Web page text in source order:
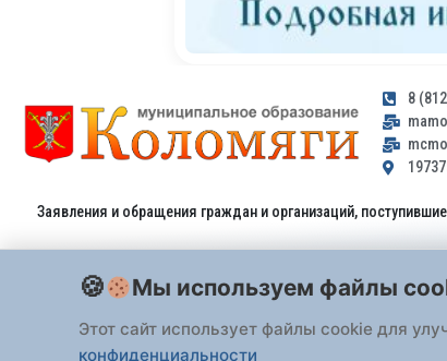
8
Заявления и обращения граждан и организаций,
Мы используем файлы
Этот сайт использует файлы cookie для
конфиденциальности